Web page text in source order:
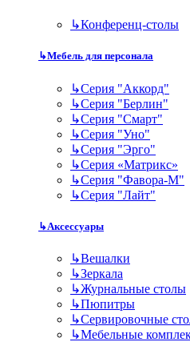
↳Конференц-столы
↳Мебель для персонала
↳Серия "Аккорд"
↳Серия "Берлин"
↳Серия "Смарт"
↳Серия "Уно"
↳Серия "Эрго"
↳Серия «Матрикс»
↳Серия "Фавора-М"
↳Серия "Лайт"
↳Аксессуары
↳Вешалки
↳Зеркала
↳Журнальные столы
↳Пюпитры
↳Сервировочные
↳Мебельные